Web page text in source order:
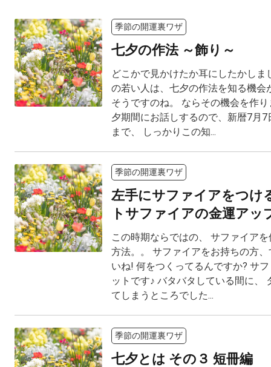
季節の開運裏ワザ
七夕の作法 ～飾り～
どこかで見かけたか耳にしたかしま
の若い人は、七夕の作法を知る機会
そうですのね。 ならその機会を作
夕期間にお話しするので、新暦7月
まで、 しっかりこの知...
季節の開運裏ワザ
左手にサファイアをつけ
トサファイアの金運アッ
この時期ならではの、 サファイア
方法。。 サファイアをお持ちの方
いね! 何をつくってるんですか? サ
ットです♪ バタバタしている間に、
てしまうところでした...
季節の開運裏ワザ
七夕とは その３ 短冊編